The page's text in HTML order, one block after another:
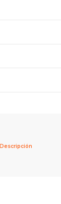
Descripción